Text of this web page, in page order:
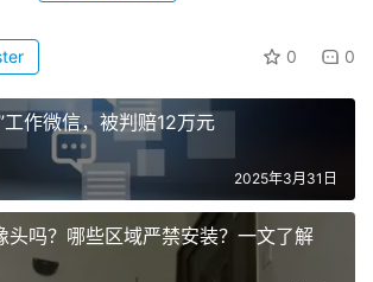
0 0
工作微信，被判赔12万元
2025年3月31日
头吗？哪些区域严禁安装？一文了解